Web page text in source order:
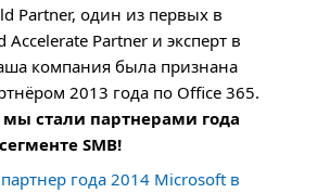
Partner, один из первых в
Accelerate Partner и эксперт в
компания была признана
2013 года по Office 365.
мы стали партнерами года
SMB!
года 2014 Microsoft в